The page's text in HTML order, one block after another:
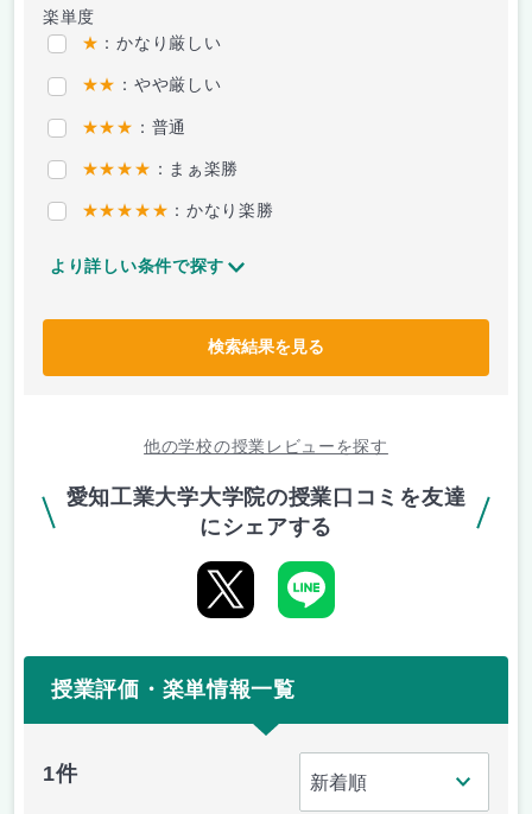
楽単度
★ ：かなり厳しい
★★ ：やや厳しい
★★★ ：普通
★★★★ ：まぁ楽勝
★★★★★ ：かなり楽勝
より詳しい条件で探す
検索結果を見る
他の学校の授業レビューを探す
愛知工業大学大学院の授業口コミを友達
にシェアする
授業評価・楽単情報一覧
1件